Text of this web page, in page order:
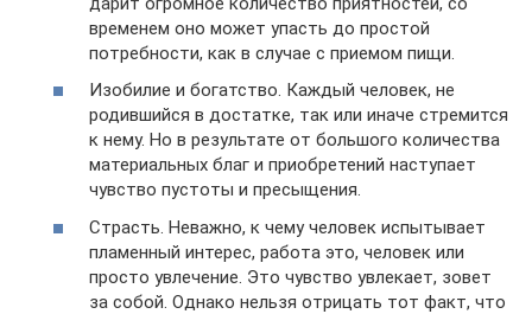
временем оно может упасть до простой
потребности, как в случае с приемом пищи.
Изобилие и богатство. Каждый человек, не
родившийся в достатке, так или иначе стремится
к нему. Но в результате от большого количества
материальных благ и приобретений наступает
чувство пустоты и пресыщения.
Страсть. Неважно, к чему человек испытывает
пламенный интерес, работа это, человек или
просто увлечение. Это чувство увлекает, зовет
за собой. Однако нельзя отрицать тот факт, что